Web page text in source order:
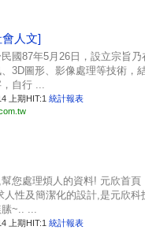
會人文]
國87年5月26日，設立宗旨乃
3D圖形、影像處理等技術，
自行 ...
上期HIT:1 統計報表
您處理煩人的資料! 元欣首頁
人性及簡潔化的設計,是元欣科
膆~.. ...
上期HIT:1 統計報表